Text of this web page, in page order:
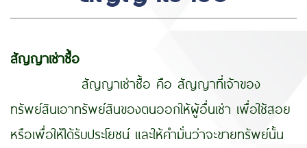
สัญญาเช่าซื้อ
สัญญาเช่าซื้อ คือ สัญญาที่เจ้าของ
ทรัพย์สินเอาทรัพย์สินของตนออกให้ผู้อื่นเช่า เพื่อใช้สอย
หรือเพื่อให้ได้รับประโยชน์ และให้คํามั่นว่าจะขายทรัพย์นั้น